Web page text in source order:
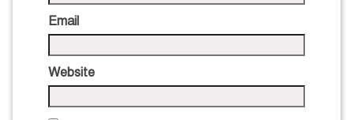
Email
Website